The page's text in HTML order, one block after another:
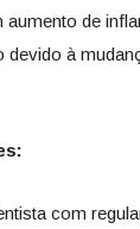
aumento de
devido à
com